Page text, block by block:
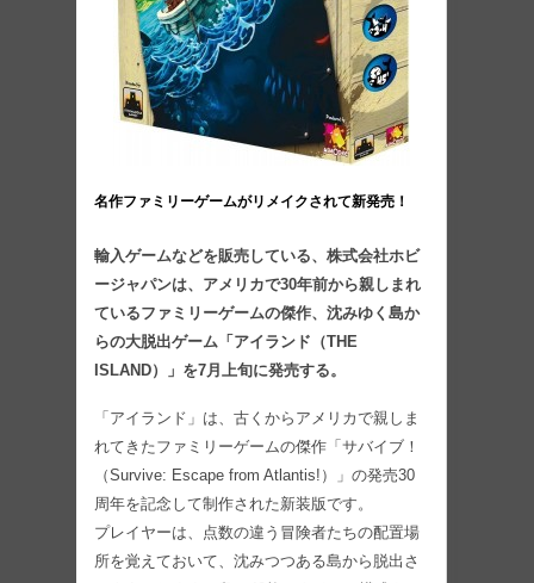
名作ファミリーゲームがリメイクされて新発売！
輸入ゲームなどを販売している、株式会社ホビ
ージャパンは、アメリカで30年前から親しまれ
ているファミリーゲームの傑作、沈みゆく島か
らの大脱出ゲーム「アイランド（THE
ISLAND）」を7月上旬に発売する。
「アイランド」は、古くからアメリカで親しま
れてきたファミリーゲームの傑作「サバイブ！
（Survive: Escape from Atlantis!）」の発売30
周年を記念して制作された新装版です。
プレイヤーは、点数の違う冒険者たちの配置場
所を覚えておいて、沈みつつある島から脱出さ